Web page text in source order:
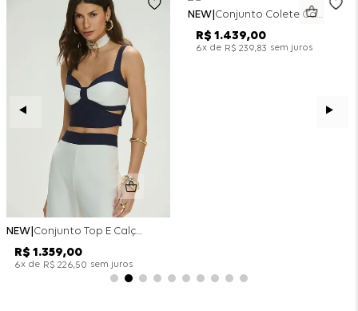
NEW Conjunto Top E Calça Wide Leg Bicolor Alfaitaria - Off White
R$ 1.359,00
6x de R$ 226,50 sem juros
NEW Conjunto Colete Calça Barril Bicolor Alfaiataria - Off White
R$ 1.439,00
6x de R$ 239,83 sem juros